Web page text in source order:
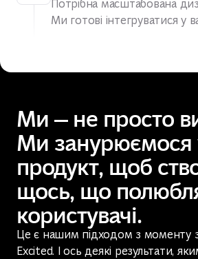
Потрібна масштабована
Ми готові інтегруватися у
Ми — не просто
Ми занурюємося
продукт, щоб
щось, що
користувачі.
Це є нашим підходом з моменту
Excited. І ось деякі результати,